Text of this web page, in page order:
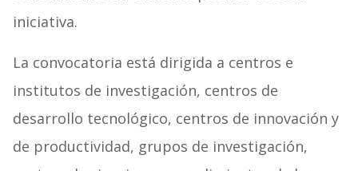
iniciativa.
La convocatoria está dirigida a centros e
institutos de investigación, centros de
desarrollo tecnológico, centros de innovación y
de productividad, grupos de investigación,